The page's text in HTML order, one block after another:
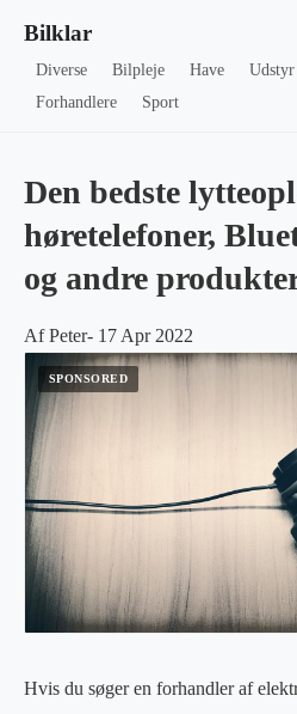
Bilklar
Diverse Bilpleje Have Udstyr
Forhandlere
Sport
Den bedste
høretelefoner,
og andre
Af Peter- 17 Apr 2022
Hvis du søger en forhandler af